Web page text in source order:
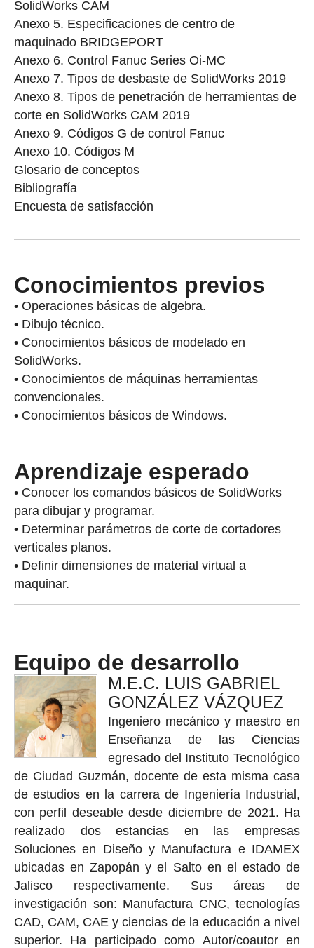
SolidWorks CAM
Anexo 5. Especificaciones de centro de
maquinado BRIDGEPORT
Anexo 6. Control Fanuc Series Oi-MC
Anexo 7. Tipos de desbaste de SolidWorks 2019
Anexo 8. Tipos de penetración de herramientas de
corte en SolidWorks CAM 2019
Anexo 9. Códigos G de control Fanuc
Anexo 10. Códigos M
Glosario de conceptos
Bibliografía
Encuesta de satisfacción
Conocimientos previos
• Operaciones básicas de algebra.
• Dibujo técnico.
• Conocimientos básicos de modelado en
SolidWorks.
• Conocimientos de máquinas herramientas
convencionales.
• Conocimientos básicos de Windows.
Aprendizaje esperado
• Conocer los comandos básicos de SolidWorks
para dibujar y programar.
• Determinar parámetros de corte de cortadores
verticales planos.
• Definir dimensiones de material virtual a
maquinar.
Equipo de desarrollo
M.E.C. LUIS GABRIEL
GONZÁLEZ VÁZQUEZ
Ingeniero mecánico y maestro en
Enseñanza de las Ciencias
egresado del Instituto Tecnológico
de Ciudad Guzmán, docente de esta misma casa
de estudios en la carrera de Ingeniería Industrial,
con perfil deseable desde diciembre de 2021. Ha
realizado dos estancias en las empresas
Soluciones en Diseño y Manufactura e IDAMEX
ubicadas en Zapopán y el Salto en el estado de
Jalisco respectivamente. Sus áreas de
investigación son: Manufactura CNC, tecnologías
CAD, CAM, CAE y ciencias de la educación a nivel
superior. Ha participado como Autor/coautor en